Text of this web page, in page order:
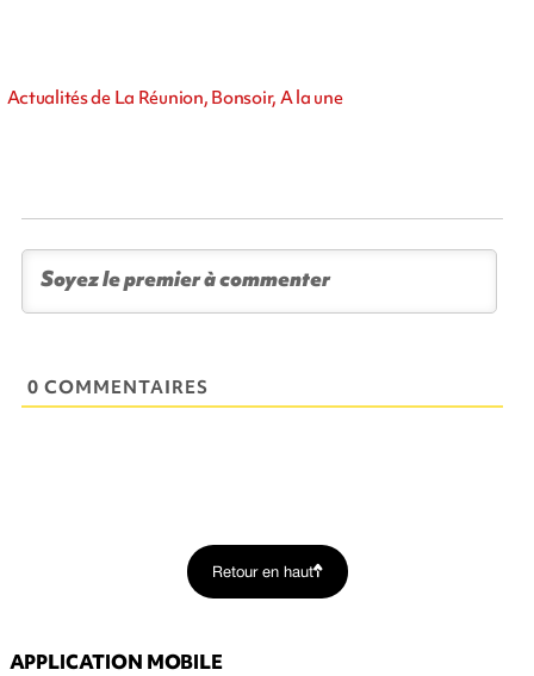
Actualités de La Réunion, Bonsoir, A la une
0 COMMENTAIRES
Retour en haut
APPLICATION MOBILE